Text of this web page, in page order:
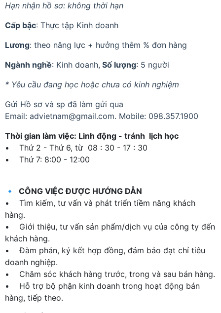
Hạn nhận hồ sơ: không thời hạn
Cấp bậc: Thực tập Kinh doanh
Lương: theo năng lực + hưởng thêm % đơn hàng
Ngành nghề: Kinh doanh, Số lượng: 5 người
* Yêu cầu đang học hoặc chưa có kinh nghiệm
Gửi Hồ sơ và sp đã làm gửi qua
Email: advietnam@gmail.com. Mobile: 098.357.1900
Thời gian làm việc: Linh động - tránh lịch học
• Thứ 2 - Thứ 6, từ 08 : 30 - 17 : 30
• Thứ 7: 8:00 - 12:00
🔹 CÔNG VIỆC ĐƯỢC HƯỚNG DẪN
• Tìm kiếm, tư vấn và phát triển tiềm năng khách
hàng.
• Giới thiệu, tư vấn sản phẩm/dịch vụ của công ty đến
khách hàng.
• Đàm phán, ký kết hợp đồng, đảm bảo đạt chỉ tiêu
doanh nghiệp.
• Chăm sóc khách hàng trước, trong và sau bán hàng.
• Hỗ trợ bộ phận kinh doanh trong hoạt động bán
hàng, tiếp theo.